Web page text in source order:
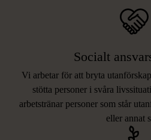
Socialt
Vi arbetar för att bryta
stötta personer i svåra
arbetstränar personer som står
eller annat